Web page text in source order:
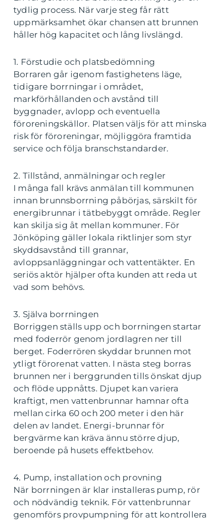
tydlig process. När varje steg får rätt
uppmärksamhet ökar chansen att brunnen
håller hög kapacitet och lång livslängd.
1. Förstudie och platsbedömning
Borraren går igenom fastighetens läge,
tidigare borrningar i området,
markförhållanden och avstånd till
byggnader, avlopp och eventuella
föroreningskällor. Platsen väljs för att minska
risk för föroreningar, möjliggöra framtida
service och följa branschstandarder.
2. Tillstånd, anmälningar och regler
I många fall krävs anmälan till kommunen
innan brunnsborrning påbörjas, särskilt för
energibrunnar i tätbebyggt område. Regler
kan skilja sig åt mellan kommuner. För
Jönköping gäller lokala riktlinjer som styr
skyddsavstånd till grannar,
avloppsanläggningar och vattentäkter. En
seriös aktör hjälper ofta kunden att reda ut
vad som behövs.
3. Själva borrningen
Borriggen ställs upp och borrningen startar
med foderrör genom jordlagren ner till
berget. Foderrören skyddar brunnen mot
ytligt förorenat vatten. I nästa steg borras
brunnen ner i berggrunden tills önskat djup
och flöde uppnåtts. Djupet kan variera
kraftigt, men vattenbrunnar hamnar ofta
mellan cirka 60 och 200 meter i den här
delen av landet. Energi-brunnar för
bergvärme kan kräva ännu större djup,
beroende på husets effektbehov.
4. Pump, installation och provning
När borrningen är klar installeras pump, rör
och nödvändig teknik. För vattenbrunnar
genomförs provpumpning för att kontrollera